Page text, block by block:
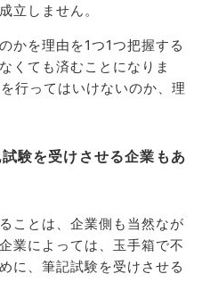
立しません。
かを理由を1つ1つ把握する
くても済むことになりま
行ってはいけないのか、理
験を受けさせる企業もあ
ことは、企業側も当然なが
業によっては、玉手箱で不
に、筆記試験を受けさせる